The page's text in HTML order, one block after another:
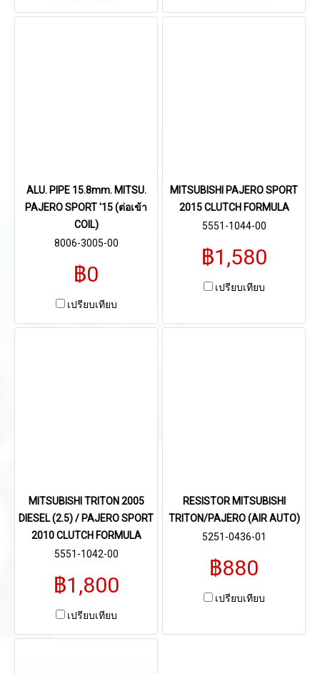
ALU. PIPE 15.8mm. MITSU.
PAJERO SPORT '15 (ต่อเข้า
COIL)
8006-3005-00
฿0
เปรียบเทียบ
MITSUBISHI PAJERO SPORT
2015 CLUTCH FORMULA
5551-1044-00
฿1,580
เปรียบเทียบ
MITSUBISHI TRITON 2005
DIESEL (2.5) / PAJERO SPORT
2010 CLUTCH FORMULA
5551-1042-00
฿1,800
เปรียบเทียบ
RESISTOR MITSUBISHI
TRITON/PAJERO (AIR AUTO)
5251-0436-01
฿880
เปรียบเทียบ